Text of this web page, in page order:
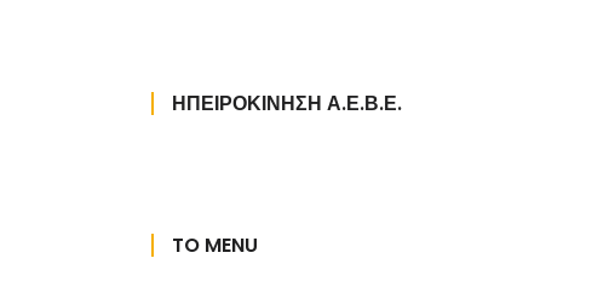
ΗΠΕΙΡΟΚΙΝΗΣΗ Α.Ε.Β.Ε.
TO MENU